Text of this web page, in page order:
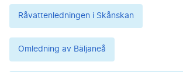
Råvattenledningen i Skånskan
Omledning av Bäljaneå